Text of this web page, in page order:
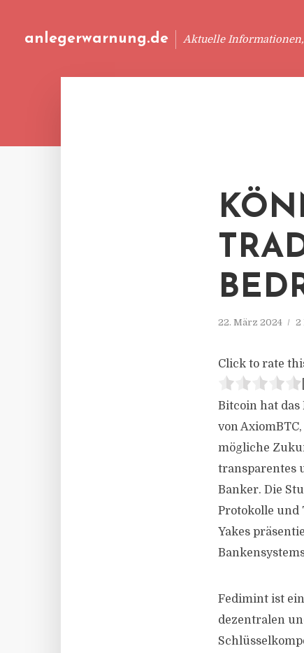
anlegerwarnung.de Aktuelle
22. März 2024 2
Click to rate
Bitcoin hat
von
mögliche
transparentes
Banker. Die
Protokolle und
Yakes
Fedimint ist
dezentralen